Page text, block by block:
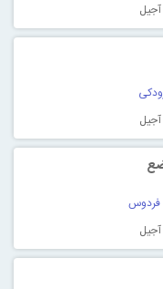
فردوس